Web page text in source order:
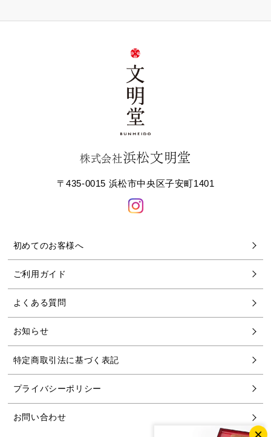
株式会社浜松文明堂
〒435-0015 浜松市中央区子安町1401
初めてのお客様へ
ご利用ガイド
よくある質問
お知らせ
特定商取引法に基づく表記
プライバシーポリシー
お問い合わせ